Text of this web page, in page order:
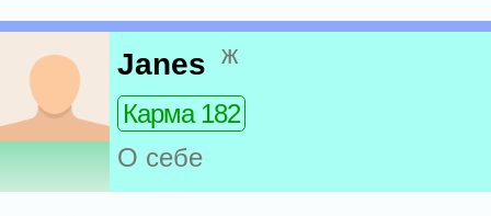
Janes ж
Карма 182
О себе